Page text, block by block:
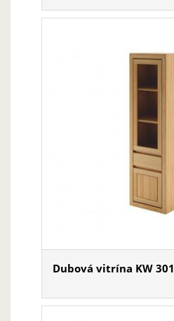
Dubová vitrína KW 301